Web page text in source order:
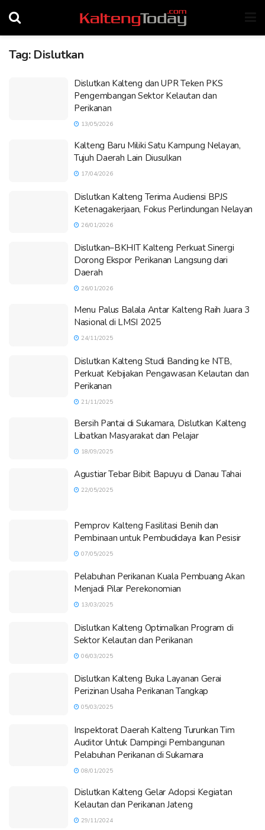
Tag: Dislutkan
Dislutkan Kalteng dan UPR Teken PKS
Pengembangan Sektor Kelautan dan
Perikanan
13/05/2026
Kalteng Baru Miliki Satu Kampung Nelayan,
Tujuh Daerah Lain Diusulkan
17/04/2026
Dislutkan Kalteng Terima Audiensi BPJS
Ketenagakerjaan, Fokus Perlindungan Nelayan
26/01/2026
Dislutkan–BKHIT Kalteng Perkuat Sinergi
Dorong Ekspor Perikanan Langsung dari
Daerah
26/01/2026
Menu Palus Balala Antar Kalteng Raih Juara 3
Nasional di LMSI 2025
24/11/2025
Dislutkan Kalteng Studi Banding ke NTB,
Perkuat Kebijakan Pengawasan Kelautan dan
Perikanan
21/11/2025
Bersih Pantai di Sukamara, Dislutkan Kalteng
Libatkan Masyarakat dan Pelajar
18/09/2025
Agustiar Tebar Bibit Bapuyu di Danau Tahai
22/05/2025
Pemprov Kalteng Fasilitasi Benih dan
Pembinaan untuk Pembudidaya Ikan Pesisir
07/05/2025
Pelabuhan Perikanan Kuala Pembuang Akan
Menjadi Pilar Perekonomian
13/03/2025
Dislutkan Kalteng Optimalkan Program di
Sektor Kelautan dan Perikanan
06/03/2025
Dislutkan Kalteng Buka Layanan Gerai
Perizinan Usaha Perikanan Tangkap
05/03/2025
Inspektorat Daerah Kalteng Turunkan Tim
Auditor Untuk Dampingi Pembangunan
Pelabuhan Perikanan di Sukamara
08/01/2025
Dislutkan Kalteng Gelar Adopsi Kegiatan
Kelautan dan Perikanan Jateng
29/11/2024